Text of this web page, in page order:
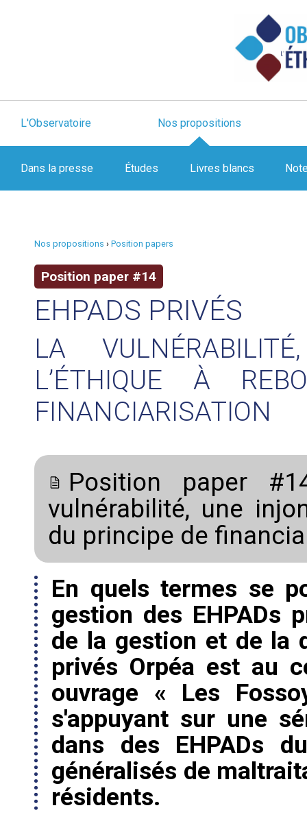
L'Observatoire Nos propositions
Dans la presse Études Livres blancs
Nos propositions › Position papers
Position paper #14
EHPADS PRIVÉS
LA
L’ÉTHIQUE À
FINANCIARISATION
Position paper
vulnérabilité, une
du principe de
En quels termes se
gestion des EHPADs
de la gestion et de la
privés Orpéa est au
ouvrage « Les
s'appuyant sur une
dans des EHPADs
généralisés de
résidents.